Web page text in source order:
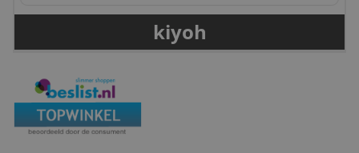
kiyoh